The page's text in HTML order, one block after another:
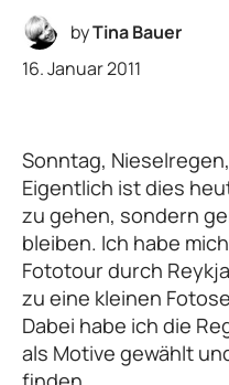
byTina Bauer
16. Januar 2011
Sonntag,
Eigentlich ist dies
zu gehen, sondern
bleiben. Ich habe
Fototour durch
zu eine kleinen
Dabei habe ich die
als Motive gewählt